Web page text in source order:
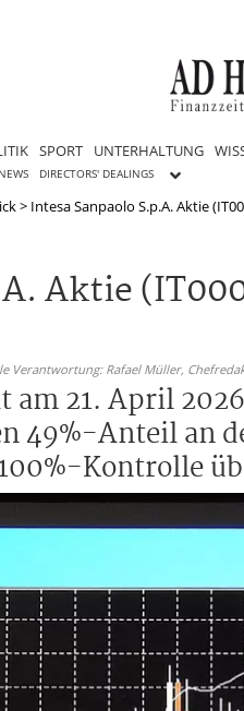
SPORT UNTERHALTUNG
DIRECTORS' DEALINGS
> Intesa Sanpaolo S.p.A. Aktie
Aktie
Verantwortung: Rafael Müller,
am 21. April
49%-Anteil an
Kontrolle